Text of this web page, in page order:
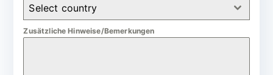
Select country
Zusätzliche Hinweise/Bemerkungen